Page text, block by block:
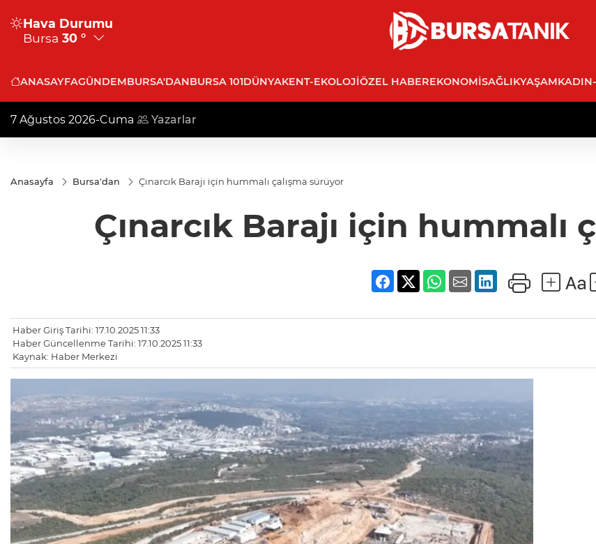
Hava Durumu
Bursa 30 °
ANASAYFAGÜNDEMBURSA'DANBURSA 101DÜNYAKENT-EKOLOJIÖZEL HABEREKONOMISAĞLIKYAŞAM
7 Ağustos 2026-Cuma Yazarlar
Anasayfa Bursa'dan Çınarcık Barajı için hummalı çalışma sürüyor
Çınarcık Barajı için hummalı
Haber Giriş Tarihi: 17.10.2025 11:33
Haber Güncellenme Tarihi: 17.10.2025 11:33
Kaynak: Haber Merkezi